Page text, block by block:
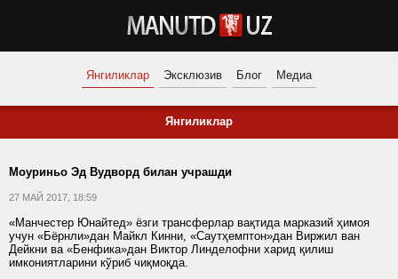
Янгиликлар Эксклюзив Блог Медиа
Янгиликлар
Моуриньо Эд Вудворд билан учрашди
27 МАЙ 2017, 18:59
«Манчестер Юнайтед» ёзги трансферлар вақтида марказий ҳимоя
учун «Бёрнли»дан Майкл Кинни, «Саутҳемптон»дан Виржил ван
Дейкни ва «Бенфика»дан Виктор Линделофни харид қилиш
имкониятларини кўриб чиқмоқда.